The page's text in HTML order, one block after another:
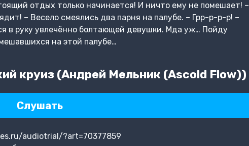
отдых только начинается! И ничто ему не помешает! –
– Весело смеялись два парня на палубе. – Грр-р-р-р! –
в руку увлечённо болтающей девушки. Мда уж… Пойду
на этой палубе…
круиз (Андрей Мельник (Ascold Flow))
Слушать
audiotrial/?art=70377859